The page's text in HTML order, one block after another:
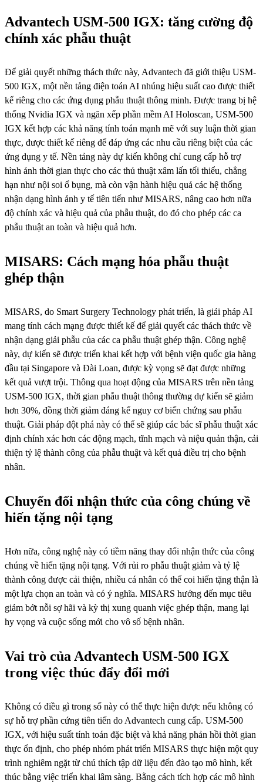
Advantech USM-500 IGX: tăng cường độ
chính xác phẫu thuật
Để giải quyết những thách thức này, Advantech đã giới thiệu USM-
500 IGX, một nền tảng điện toán AI nhúng hiệu suất cao được thiết
kế riêng cho các ứng dụng phẫu thuật thông minh. Được trang bị hệ
thống Nvidia IGX và ngăn xếp phần mềm AI Holoscan, USM-500
IGX kết hợp các khả năng tính toán mạnh mẽ với suy luận thời gian
thực, được thiết kế riêng để đáp ứng các nhu cầu riêng biệt của các
ứng dụng y tế. Nền tảng này dự kiến ​​không chỉ cung cấp hỗ trợ
hình ảnh thời gian thực cho các thủ thuật xâm lấn tối thiểu, chẳng
hạn như nội soi ổ bụng, mà còn vận hành hiệu quả các hệ thống
nhận dạng hình ảnh y tế tiên tiến như MISARS, nâng cao hơn nữa
độ chính xác và hiệu quả của phẫu thuật, do đó cho phép các ca
phẫu thuật an toàn và hiệu quả hơn.
MISARS: Cách mạng hóa phẫu thuật
ghép thận
MISARS, do Smart Surgery Technology phát triển, là giải pháp AI
mang tính cách mạng được thiết kế để giải quyết các thách thức về
nhận dạng giải phẫu của các ca phẫu thuật ghép thận. Công nghệ
này, dự kiến ​​sẽ được triển khai kết hợp với bệnh viện quốc gia hàng
đầu tại Singapore và Đài Loan, được kỳ vọng sẽ đạt được những
kết quả vượt trội. Thông qua hoạt động của MISARS trên nền tảng
USM-500 IGX, thời gian phẫu thuật thông thường dự kiến ​​sẽ giảm
hơn 30%, đồng thời giảm đáng kể nguy cơ biến chứng sau phẫu
thuật. Giải pháp đột phá này có thể sẽ giúp các bác sĩ phẫu thuật xác
định chính xác hơn các động mạch, tĩnh mạch và niệu quản thận, cải
thiện tỷ lệ thành công của phẫu thuật và kết quả điều trị cho bệnh
nhân.
Chuyển đổi nhận thức của công chúng về
hiến tặng nội tạng
Hơn nữa, công nghệ này có tiềm năng thay đổi nhận thức của công
chúng về hiến tặng nội tạng. Với rủi ro phẫu thuật giảm và tỷ lệ
thành công được cải thiện, nhiều cá nhân có thể coi hiến tặng thận là
một lựa chọn an toàn và có ý nghĩa. MISARS hướng đến mục tiêu
giảm bớt nỗi sợ hãi và kỳ thị xung quanh việc ghép thận, mang lại
hy vọng và cuộc sống mới cho vô số bệnh nhân.
Vai trò của Advantech USM-500 IGX
trong việc thúc đẩy đổi mới
Không có điều gì trong số này có thể thực hiện được nếu không có
sự hỗ trợ phần cứng tiên tiến do Advantech cung cấp. USM-500
IGX, với hiệu suất tính toán đặc biệt và khả năng phản hồi thời gian
thực ổn định, cho phép nhóm phát triển MISARS thực hiện một quy
trình nghiêm ngặt từ chú thích tập dữ liệu đến đào tạo mô hình, kết
thúc bằng việc triển khai lâm sàng. Bằng cách tích hợp các mô hình